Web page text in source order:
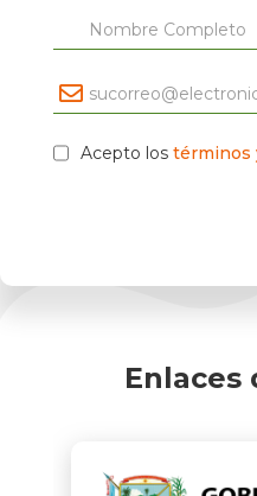
Acepto los términos
Enlaces